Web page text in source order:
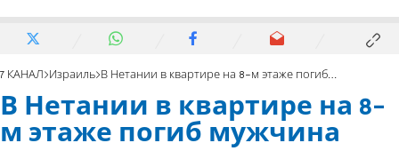
7 КАНАЛ Израиль В Нетании в квартире на 8-м этаже погиб мужчина
В Нетании в квартире на 8-
м этаже погиб мужчина